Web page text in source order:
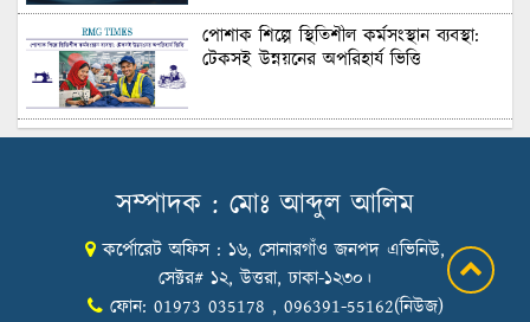
পোশাক শিল্পে স্থিতিশীল কর্মসংস্থান ব্যবস্থা:
টেকসই উন্নয়নের অপরিহার্য ভিত্তি
শুল্কের দেয়াল ভাঙার সুযোগ: মার্কিন বাজারে
Honoring Excellence: Texstream
Fashion Ltd. Rewards Best Workers–
2026
সম্পাদক : মোঃ আব্দুল আলিম
কর্পোরেট অফিস : ১৬, সোনারগাঁও জনপদ এভিনিউ,
সেক্টর# ১২, উত্তরা, ঢাকা-১২৩০।
ফোন: 01973 035178 , 096391-55162(নিউজ)